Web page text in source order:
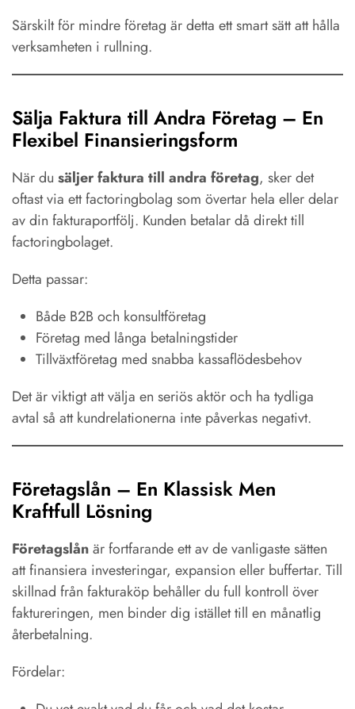
Särskilt för mindre företag är detta ett smart sätt att hålla
verksamheten i rullning.
Sälja Faktura till Andra Företag – En
Flexibel Finansieringsform
När du säljer faktura till andra företag, sker det
oftast via ett factoringbolag som övertar hela eller delar
av din fakturaportfölj. Kunden betalar då direkt till
factoringbolaget.
Detta passar:
Både B2B och konsultföretag
Företag med långa betalningstider
Tillväxtföretag med snabba kassaflödesbehov
Det är viktigt att välja en seriös aktör och ha tydliga
avtal så att kundrelationerna inte påverkas negativt.
Företagslån – En Klassisk Men
Kraftfull Lösning
Företagslånär fortfarande ett av de vanligaste sätten
att finansiera investeringar, expansion eller buffertar. Till
skillnad från fakturaköp behåller du full kontroll över
faktureringen, men binder dig istället till en månatlig
återbetalning.
Fördelar: